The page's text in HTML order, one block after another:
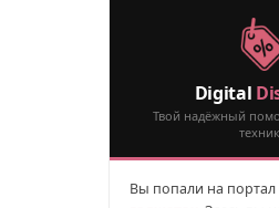
Digital
Твой надёжный
Вы попали на портал